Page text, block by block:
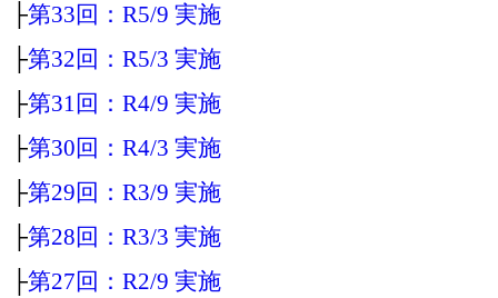
├第33回：R5/9 実施
├第32回：R5/3 実施
├第31回：R4/9 実施
├第30回：R4/3 実施
├第29回：R3/9 実施
├第28回：R3/3 実施
├第27回：R2/9 実施